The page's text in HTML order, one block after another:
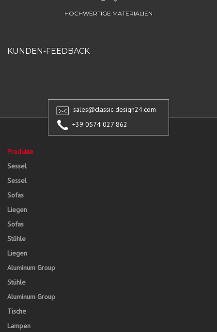
HOCHWERTIGE MATERIALIEN
KUNDEN-FEEDBACK
sales@classic-design24.com
+39 0574 027 862
Produkte
Sessel
Sessel
Sofas
Liegen
Sofas
Stühle
Liegen
Aluminum Group
Stühle
Aluminum Group
Tische
Lampen